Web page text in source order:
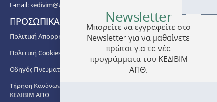
E-mail: kedivim@auth.gr
ΠΡΟΣΩΠΙΚΑ ΔΕΔΟΜΕΝΑ
Πολιτική Απορρήτου
Πολιτική Cookies
Οδηγός Πνευματικής Ιδιοκτησίας ΑΠΘ
Τήρηση Κανόνων στο πλαίσιο Διδασκαλίας των Προγραμμάτων
ΚΕΔΙΒΙΜ ΑΠΘ
Newsletter
Μπορείτε να εγγραφείτε στο
Newsletter για να μαθαίνετε
πρώτοι για τα νέα
προγράμματα του ΚΕΔΙΒΙΜ
ΑΠΘ.